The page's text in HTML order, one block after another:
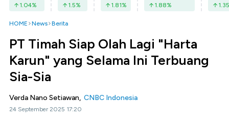
1.04% 1.5% 1.81% 1.88% 1.35
HOME News Berita
PT Timah Siap Olah Lagi "Harta
Karun" yang Selama Ini Terbuang
Sia-Sia
Verda Nano Setiawan, CNBC Indonesia
24 September 2025 17:20